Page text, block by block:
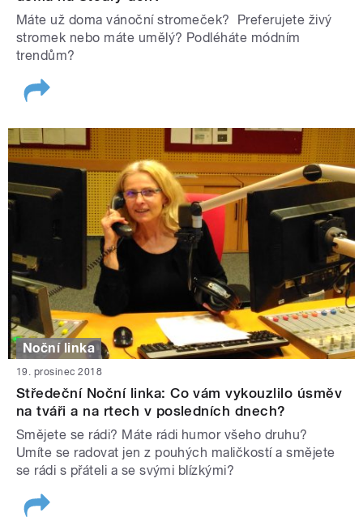
Máte už doma vánoční stromeček? Preferujete živý
stromek nebo máte umělý? Podléháte módním
trendům?
Noční linka
19. prosinec 2018
Středeční Noční linka: Co vám vykouzlilo úsměv
na tváři a na rtech v posledních dnech?
Smějete se rádi? Máte rádi humor všeho druhu?
Umíte se radovat jen z pouhých maličkostí a smějete
se rádi s přáteli a se svými blízkými?